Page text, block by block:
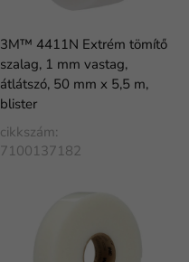
3M™ 4411N Extrém tömítő
szalag, 1 mm vastag,
átlátszó, 50 mm x 5,5 m,
blister
cikkszám:
7100137182